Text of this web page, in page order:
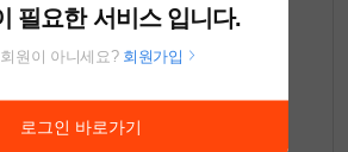
능합니다.
이 없습니다ㅋㅋㅋㅋㅋㅋㅋㅋㅋ
었으면 좋겠네요^^
니다 ㅠㅠ
필요한 서비스 입니다.
원이 아니세요? 회원가입
로그인 바로가기